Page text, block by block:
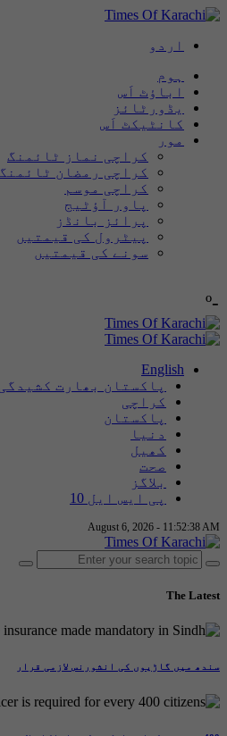
اردو
ہوم
اباؤٹ اَس
یڈورٹائز
کانٹیکٹ اَس
مور
کراچی نماز ٹائمنگ
کراچی رمضان ٹائمنگ 2025
کراچی موسم
پاور آؤٹیج
پرائز بانڈز
پیٹرول کی قیمتیں
سونے کی قیمتیں
-º
English
پاکستان بھارت کشیدگی
کراچی
پاکستان
دنیا
کھیل
صحت
بلاگز
پی ایس ایل 10
August 6, 2026 - 11:52:39 AM
The Latest
سندھ میں گاڑیوں کی انشورنس لازمی قرار